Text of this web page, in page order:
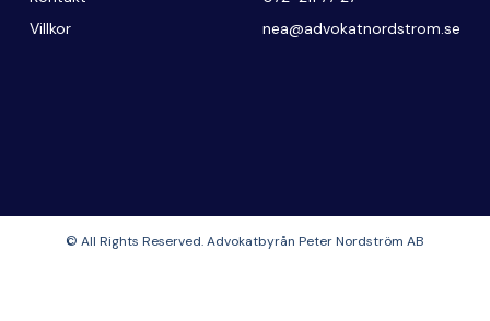
Villkor
nea@advokatnordstrom.se
© All Rights Reserved. Advokatbyrån Peter Nordström AB